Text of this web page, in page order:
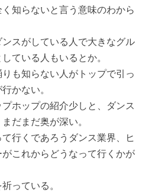
知らないと言う意味のわから
スがしている人で大きなグル
ている人もいるとか。
も知らない人がトップで引っ
かない。
ホップの紹介少しと、ダンス
だまだ奥が深い。
行くであろうダンス業界、ヒ
これからどうなって行くかが
っている。